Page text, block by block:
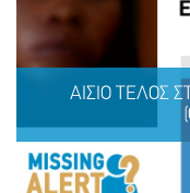
ΛΗΞΗ MISSING
ΑΡΤΕΜΙΣ, 9 ΕΤΩΝ
ΑΙΣΙΟ ΤΕΛΟΣ